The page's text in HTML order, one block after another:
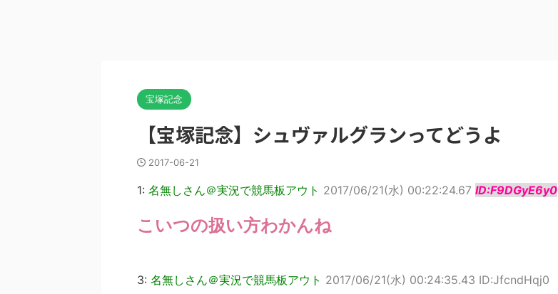
宝塚記念
【宝塚記念】シュヴァルグランってどうよ
2017-06-21
1: 名無しさん＠実況で競馬板アウト 2017/06/21(水) 00:22:24.67 ID:F9DGyE6y0
こいつの扱い方わかんね
3: 名無しさん＠実況で競馬板アウト 2017/06/21(水) 00:24:35.43 ID:JfcndHqj0